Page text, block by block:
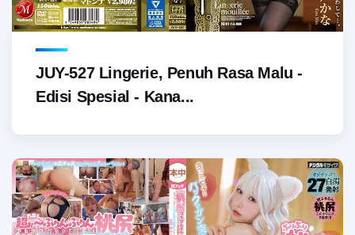
JUY-527 Lingerie, Penuh Rasa Malu -
Edisi Spesial - Kana...